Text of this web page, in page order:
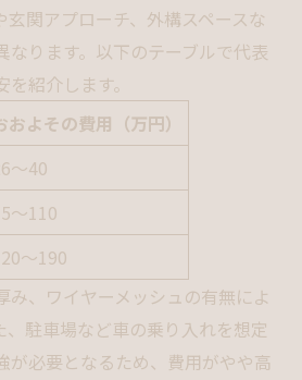
玄関アプローチ、外構スペースな
なります。以下のテーブルで代表
紹介します。
およその費用（万円）
〜40
〜110
〜190
み、ワイヤーメッシュの有無によ
、駐車場など車の乗り入れを想定
が必要となるため、費用がやや高